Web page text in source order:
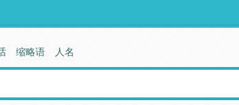
缩略语 人名